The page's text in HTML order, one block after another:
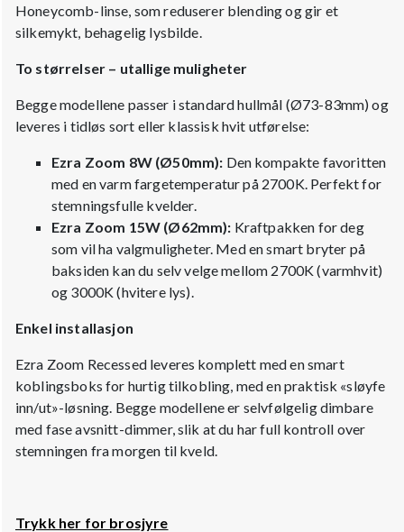
Honeycomb-linse, som reduserer blending og gir et
silkemykt, behagelig lysbilde.
To størrelser – utallige muligheter
Begge modellene passer i standard hullmål (Ø73-83mm) og
leveres i tidløs sort eller klassisk hvit utførelse:
Ezra Zoom 8W (Ø50mm): Den kompakte favoritten
med en varm fargetemperatur på 2700K. Perfekt for
stemningsfulle kvelder.
Ezra Zoom 15W (Ø62mm): Kraftpakken for deg
som vil ha valgmuligheter. Med en smart bryter på
baksiden kan du selv velge mellom 2700K (varmhvit)
og 3000K (hvitere lys).
Enkel installasjon
Ezra Zoom Recessed leveres komplett med en smart
koblingsboks for hurtig tilkobling, med en praktisk «sløyfe
inn/ut»-løsning. Begge modellene er selvfølgelig dimbare
med fase avsnitt-dimmer, slik at du har full kontroll over
stemningen fra morgen til kveld.
Trykk her for brosjyre